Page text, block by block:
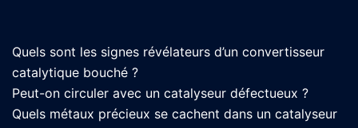
Quels sont les signes révélateurs d’un convertisseur
catalytique bouché ?
Peut-on circuler avec un catalyseur défectueux ?
Quels métaux précieux se cachent dans un catalyseur